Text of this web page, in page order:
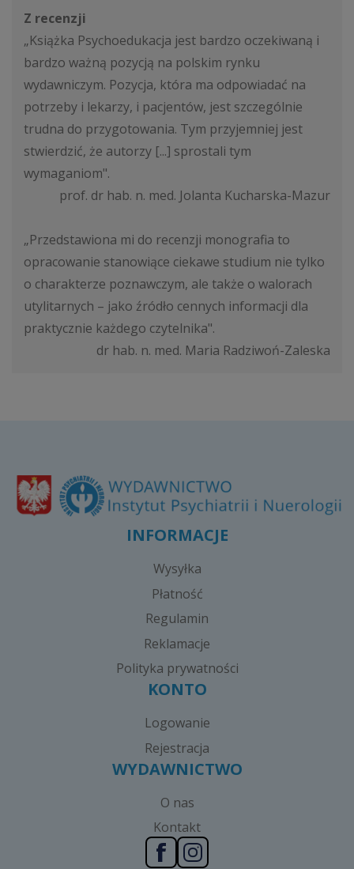
Z recenzji
„Książka Psychoedukacja jest bardzo oczekiwaną i
bardzo ważną pozycją na polskim rynku
wydawniczym. Pozycja, która ma odpowiadać na
potrzeby i lekarzy, i pacjentów, jest szczególnie
trudna do przygotowania. Tym przyjemniej jest
stwierdzić, że autorzy [...] sprostali tym
wymaganiom".
prof. dr hab. n. med. Jolanta Kucharska-Mazur
„Przedstawiona mi do recenzji monografia to
opracowanie stanowiące ciekawe studium nie tylko
o charakterze poznawczym, ale także o walorach
utylitarnych – jako źródło cennych informacji dla
praktycznie każdego czytelnika".
dr hab. n. med. Maria Radziwoń-Zaleska
INFORMACJE
Wysyłka
Płatność
Regulamin
Reklamacje
Polityka prywatności
KONTO
Logowanie
Rejestracja
WYDAWNICTWO
O nas
Kontakt